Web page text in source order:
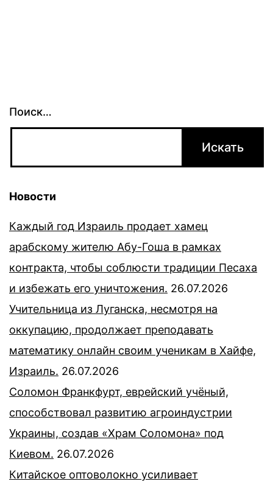
Поиск…
Новости
Каждый год Израиль продает хамец
арабскому жителю Абу-Гоша в рамках
контракта, чтобы соблюсти традиции Песаха
и избежать его уничтожения. 26.07.2026
Учительница из Луганска, несмотря на
оккупацию, продолжает преподавать
математику онлайн своим ученикам в Хайфе,
Израиль. 26.07.2026
Соломон Франкфурт, еврейский учёный,
способствовал развитию агроиндустрии
Украины, создав «Храм Соломона» под
Киевом. 26.07.2026
Китайское оптоволокно усиливает